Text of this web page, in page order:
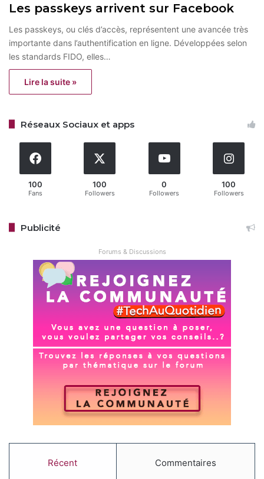
Les passkeys arrivent sur Facebook
Les passkeys, ou clés d’accès, représentent une avancée très
importante dans l’authentification en ligne. Développées selon
les standards FIDO, elles…
Lire la suite »
Réseaux Sociaux et apps
100
Fans
100
Followers
0
Followers
100
Followers
Publicité
Forums & Discussions
Récent Commentaires